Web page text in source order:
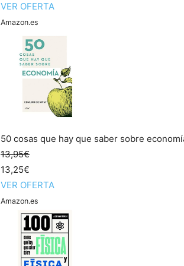
VER OFERTA
Amazon.es
50 cosas que hay que saber sobre
13,95€
13,25€
VER OFERTA
Amazon.es